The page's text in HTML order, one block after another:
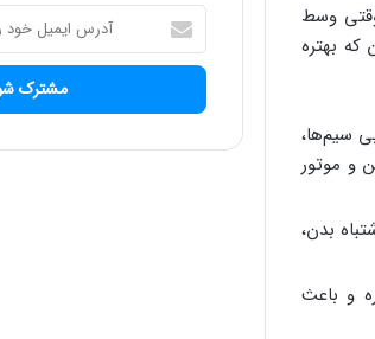
وسط
بهتره
سیم‌ها،
و موتور
بدن،
و باعث
ر
ا